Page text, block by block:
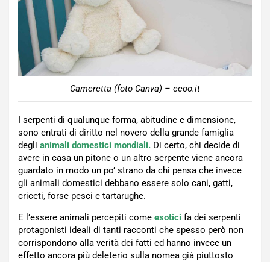
Cameretta (foto Canva) – ecoo.it
I serpenti di qualunque forma, abitudine e dimensione,
sono entrati di diritto nel novero della grande famiglia
degli animali domestici mondiali. Di certo, chi decide di
avere in casa un pitone o un altro serpente viene ancora
guardato in modo un po’ strano da chi pensa che invece
gli animali domestici debbano essere solo cani, gatti,
criceti, forse pesci e tartarughe.
E l’essere animali percepiti come esotici fa dei serpenti
protagonisti ideali di tanti racconti che spesso però non
corrispondono alla verità dei fatti ed hanno invece un
effetto ancora più deleterio sulla nomea già piuttosto